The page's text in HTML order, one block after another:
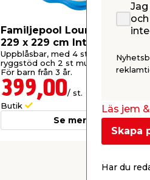
Familjepool Lounge 990 L
229 x 229 cm Intex
Uppblåsbar, med 4 st säten med
ryggstöd och 2 st mugghållare.
För barn från 3 år.
399,00/ st.
Butik
Se mer
Läs jem
Skapa
Har du